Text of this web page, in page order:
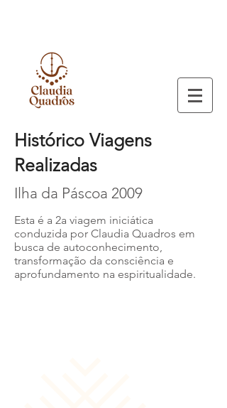
Histórico Viagens
Realizadas
Ilha da Páscoa 2009
Esta é a 2a viagem iniciática
conduzida por Claudia Quadros em
busca de autoconhecimento,
transformação da consciência e
aprofundamento na espiritualidade.